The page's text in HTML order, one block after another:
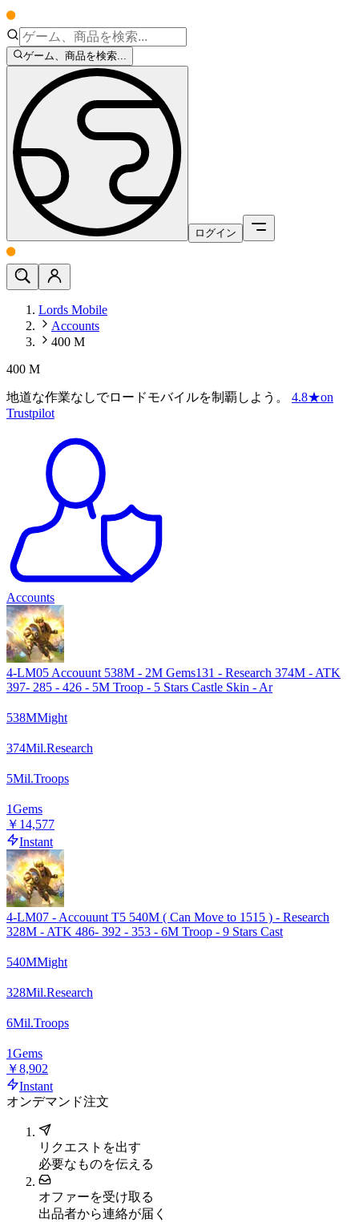
ゲーム、商品を検索...
ログイン
Lords Mobile
Accounts
400 M
400 M
地道な作業なしでロードモバイルを制覇しよう。 4.8★on
Trustpilot
Accounts
4-LM05 Accouunt 538M - 2M Gems131 - Research 374M - ATK
397- 285 - 426 - 5M Troop - 5 Stars Castle Skin - Ar
538MMight
374Mil.Research
5Mil.Troops
1Gems
￥14,577
Instant
4-LM07 - Accouunt T5 540M ( Can Move to 1515 ) - Research
328M - ATK 486- 392 - 353 - 6M Troop - 9 Stars Cast
540MMight
328Mil.Research
6Mil.Troops
1Gems
￥8,902
Instant
オンデマンド注文
リクエストを出す
必要なものを伝える
オファーを受け取る
出品者から連絡が届く